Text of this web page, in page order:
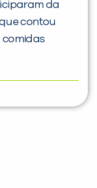
da
contou
comidas